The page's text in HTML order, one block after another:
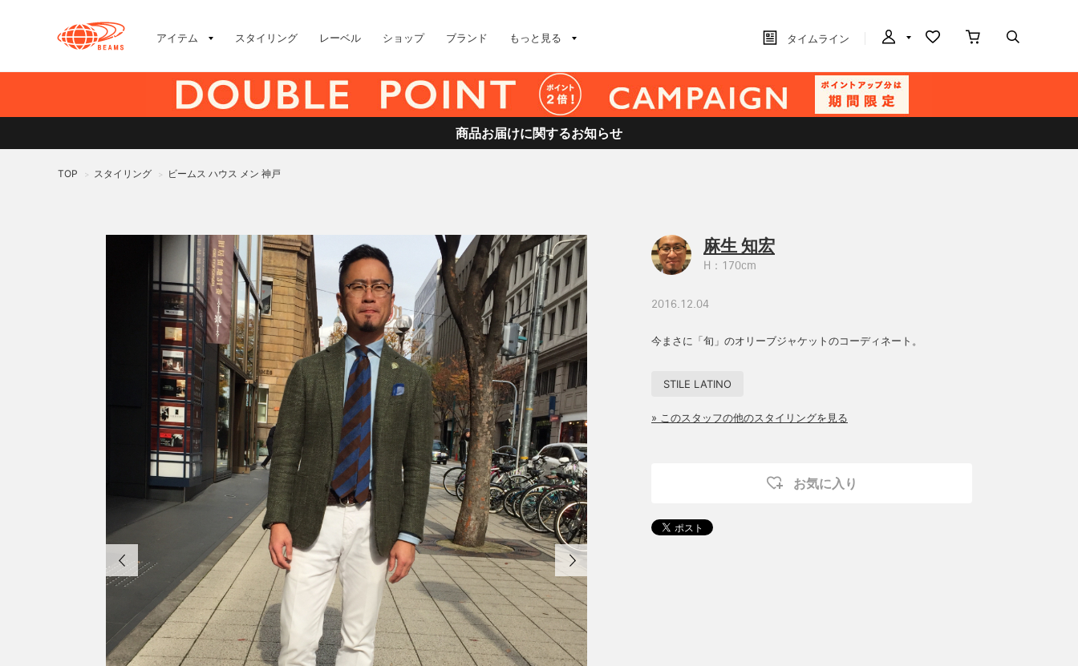
アイテム スタイリング レーベル ショップ ブランド もっと見る タイムライン
商品お届けに関するお知らせ
TOP > スタイリング > ビームス ハウス メン 神戸
麻生 知宏
H：170cm
2016.12.04
今まさに「旬」のオリーブジャケットのコーディネート。
STILE LATINO
» このスタッフの他のスタイリングを見る
お気に入り